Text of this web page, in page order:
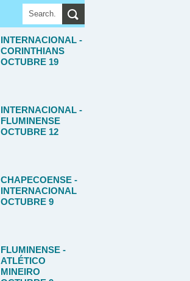
INTERNACIONAL -
CORINTHIANS
OCTUBRE 19
INTERNACIONAL -
FLUMINENSE
OCTUBRE 12
CHAPECOENSE -
INTERNACIONAL
OCTUBRE 9
FLUMINENSE -
ATLÉTICO
MINEIRO